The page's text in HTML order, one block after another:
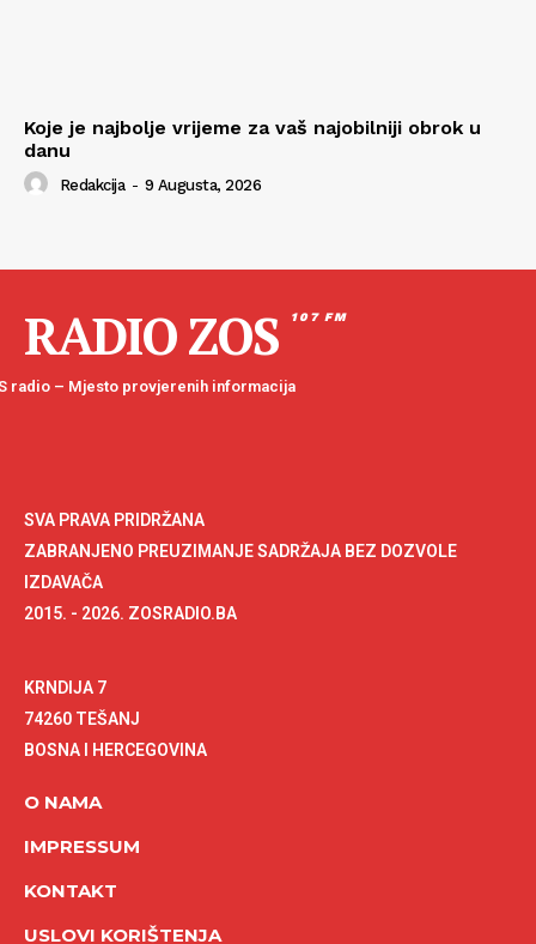
Koje je najbolje vrijeme za vaš najobilniji obrok u
danu
Redakcija - 9 Augusta, 2026
RADIO ZOS 107 FM
radio – Mjesto provjerenih informacija
SVA PRAVA PRIDRŽANA
ZABRANJENO PREUZIMANJE SADRŽAJA BEZ DOZVOLE
IZDAVAČA
2015. - 2026. ZOSRADIO.BA
KRNDIJA 7
74260 TEŠANJ
BOSNA I HERCEGOVINA
O NAMA
IMPRESSUM
KONTAKT
USLOVI KORIŠTENJA